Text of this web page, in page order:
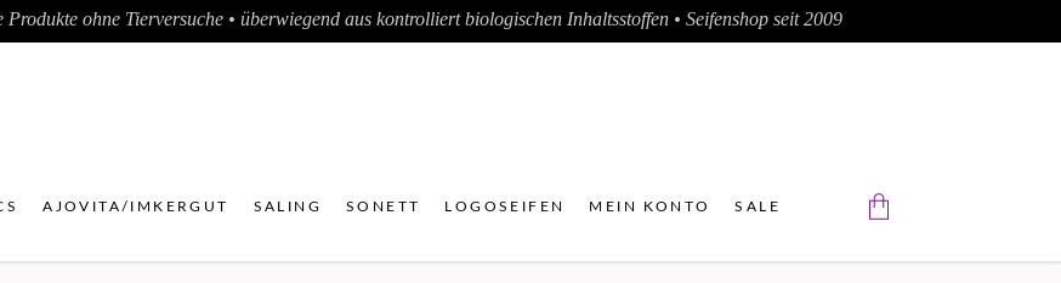
ohne Tierversuche • überwiegend aus kontrolliert biologischen Inhaltsstoffen • Seifenshop seit 2009
AJOVITA/IMKERGUT SALING SONETT LOGOSEIFEN MEIN KONTO SALE